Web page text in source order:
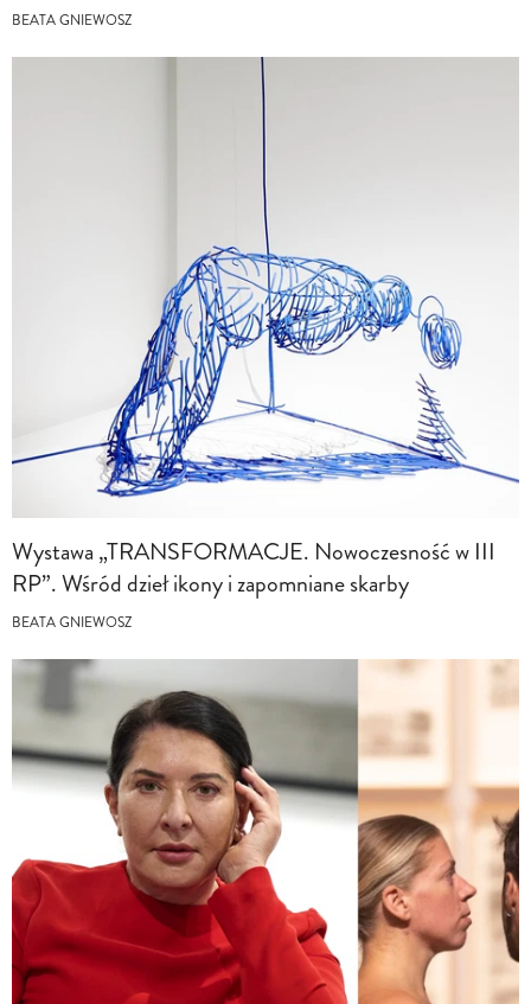
BEATA GNIEWOSZ
Wystawa „TRANSFORMACJE. Nowoczesność w III
RP”. Wśród dzieł ikony i zapomniane skarby
BEATA GNIEWOSZ